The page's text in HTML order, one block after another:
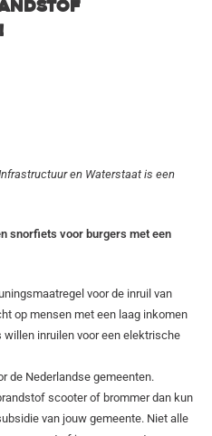
en Waterstaat is een
snorfiets voor burgers met een
voor de inruil van
op mensen met een laag inkomen
inruilen voor een elektrische
de Nederlandse gemeenten.
scooter of brommer dan kun
van jouw gemeente. Niet alle